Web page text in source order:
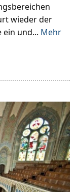
wieder der
ein und... Mehr